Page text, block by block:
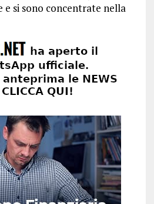
e si sono concentrate nella